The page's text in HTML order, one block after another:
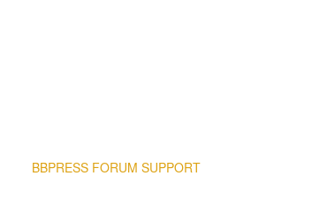
BBPRESS FORUM SUPPORT